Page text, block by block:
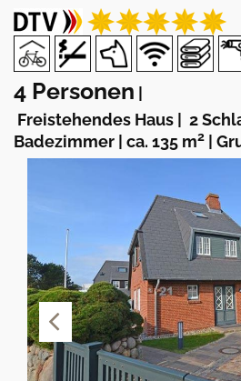
4 Personen
Freistehendes Haus
2
Badezimmer
ca. 135 m2